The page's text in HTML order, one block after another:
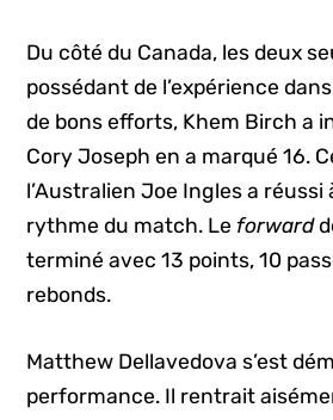
Du côté du Canada, les deux
possédant de l’expérience
de bons efforts, Khem Birch a
Cory Joseph en a marqué 16.
l’Australien Joe Ingles a réussi
rythme du match. Le forward
terminé avec 13 points, 10
rebonds.
Matthew Dellavedova s’est
performance. Il rentrait